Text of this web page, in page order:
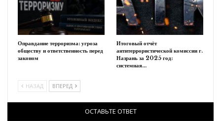
Оправдание терроризма: угроза
обществу и ответственность перед
законом
Итоговый отчёт
антитеррористической комиссии г.
Назрань за 2025 год:
системная…
НАЗАД ВПЕРЕД
ОСТАВЬТЕ ОТВЕТ